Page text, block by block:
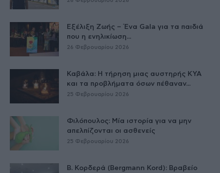
Εξέλιξη Ζωής – Ένα Gala για τα παιδιά
που η ενηλικίωση...
26 Φεβρουαρίου 2026
Καβάλα: Η τήρηση μιας αυστηρής ΚΥΑ
και τα προβλήματα όσων πέθαναν...
25 Φεβρουαρίου 2026
Φιλόπουλος: Μία ιστορία για να μην
απελπίζονται οι ασθενείς
25 Φεβρουαρίου 2026
Β. Κορδερά (Bergmann Kord): Βραβείο